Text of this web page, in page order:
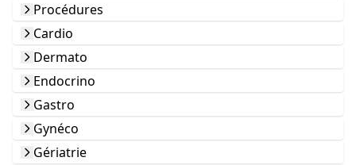
Procédures
Cardio
Dermato
Endocrino
Gastro
Gynéco
Gériatrie